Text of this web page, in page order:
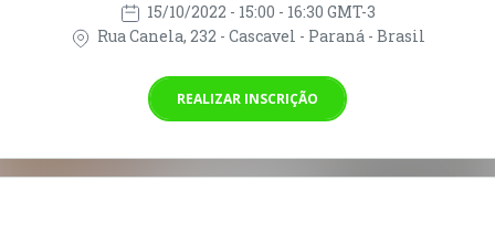
15/10/2022 - 15:00 - 16:30 GMT-3
Rua Canela, 232 - Cascavel - Paraná - Brasil
REALIZAR INSCRIÇÃO